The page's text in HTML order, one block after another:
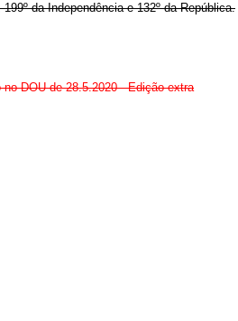
da Independência e 132º da República.
DOU de 28.5.2020 -Edição extra